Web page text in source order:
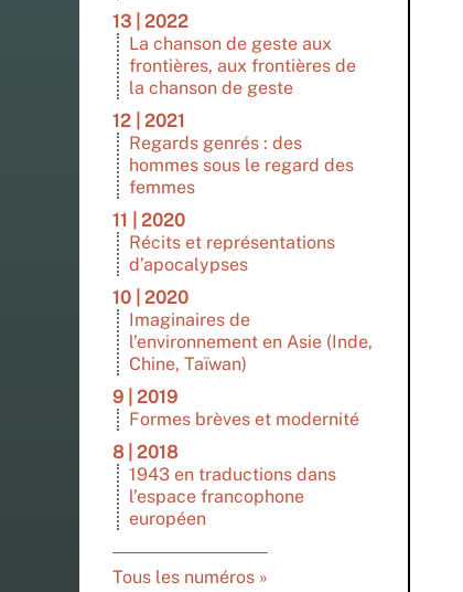
13 | 2022
La chanson de geste aux
frontières, aux frontières de
la chanson de geste
12 | 2021
Regards genrés : des
hommes sous le regard des
femmes
11 | 2020
Récits et représentations
d’apocalypses
10 | 2020
Imaginaires de
l’environnement en Asie (Inde,
Chine, Taïwan)
9 | 2019
Formes brèves et modernité
8 | 2018
1943 en traductions dans
l’espace francophone
européen
Tous les numéros